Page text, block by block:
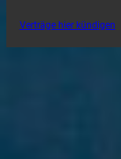
Verträge hier kündigen